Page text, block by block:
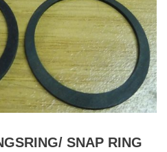
SNAP RING